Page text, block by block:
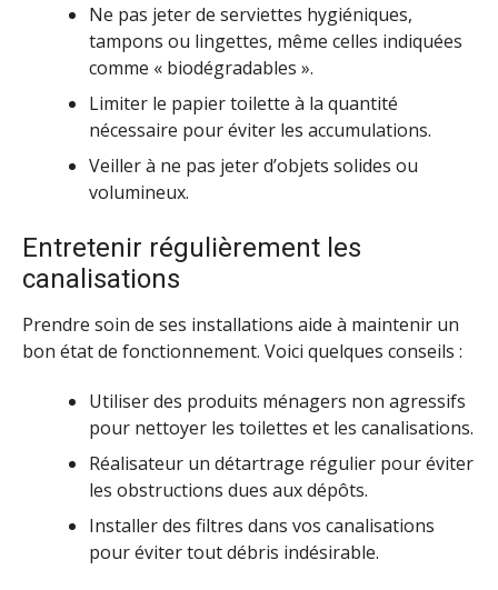
Ne pas jeter de serviettes hygiéniques,
tampons ou lingettes, même celles indiquées
comme « biodégradables ».
Limiter le papier toilette à la quantité
nécessaire pour éviter les accumulations.
Veiller à ne pas jeter d’objets solides ou
volumineux.
Entretenir régulièrement les
canalisations
Prendre soin de ses installations aide à maintenir un
bon état de fonctionnement. Voici quelques conseils :
Utiliser des produits ménagers non agressifs
pour nettoyer les toilettes et les canalisations.
Réalisateur un détartrage régulier pour éviter
les obstructions dues aux dépôts.
Installer des filtres dans vos canalisations
pour éviter tout débris indésirable.